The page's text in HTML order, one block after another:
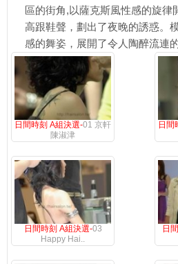
區的街角,以薩克斯風性感的旋律
高跟鞋聲，劃出了夜晚的誘惑。
感的舞姿，展開了令人陶醉流連
日間時刻 A組決選-01 京軒
陳淑津
日間
日間時刻 A組決選-03
Happy Hai..
日